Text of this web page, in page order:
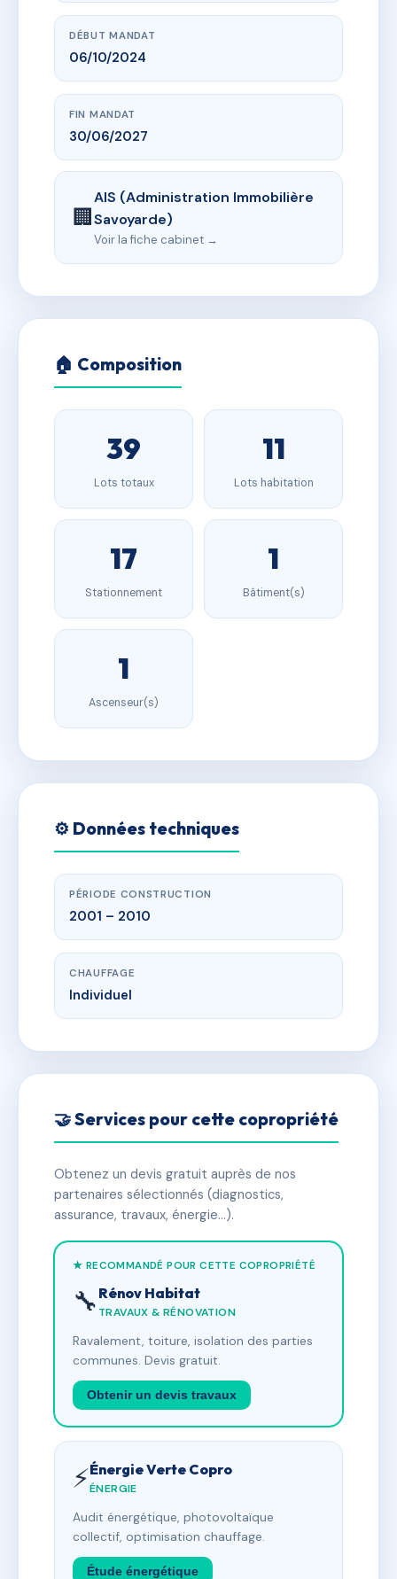
DÉBUT MANDAT
06/10/2024
FIN MANDAT
30/06/2027
🏢
AIS (Administration Immobilière
Savoyarde)
Voir la fiche cabinet →
🏠 Composition
39
Lots totaux
11
Lots habitation
17
Stationnement
1
Bâtiment(s)
1
Ascenseur(s)
⚙️ Données techniques
PÉRIODE CONSTRUCTION
2001 – 2010
CHAUFFAGE
Individuel
🤝 Services pour cette copropriété
Obtenez un devis gratuit auprès de nos
partenaires sélectionnés (diagnostics,
assurance, travaux, énergie…).
★ RECOMMANDÉ POUR CETTE COPROPRIÉTÉ
🔧 Rénov Habitat
TRAVAUX & RÉNOVATION
Ravalement, toiture, isolation des parties
communes. Devis gratuit.
Obtenir un devis travaux
⚡Énergie Verte Copro
ÉNERGIE
Audit énergétique, photovoltaïque
collectif, optimisation chauffage.
Étude énergétique